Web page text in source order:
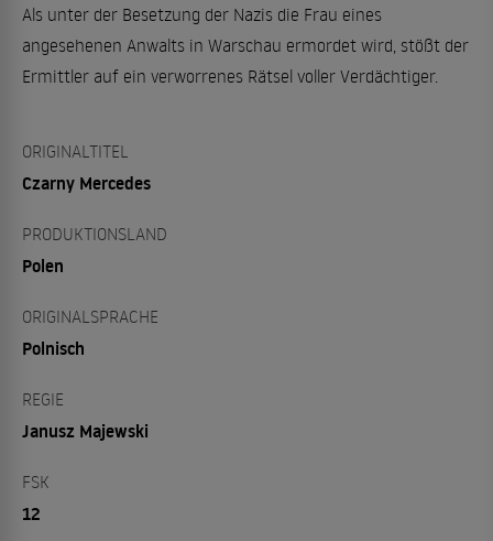
Als unter der Besetzung der Nazis die Frau eines
angesehenen Anwalts in Warschau ermordet wird, stößt der
Ermittler auf ein verworrenes Rätsel voller Verdächtiger.
ORIGINALTITEL
Czarny Mercedes
PRODUKTIONSLAND
Polen
ORIGINALSPRACHE
Polnisch
REGIE
Janusz Majewski
FSK
12